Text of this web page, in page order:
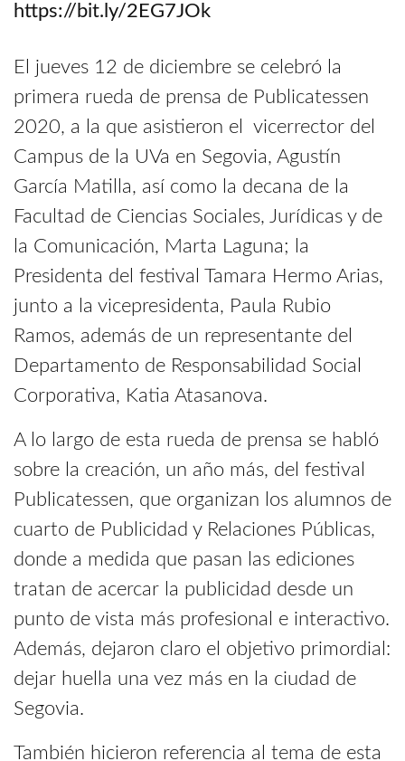
https://bit.ly/2EG7JOk
El jueves 12 de diciembre se celebró la
primera rueda de prensa de Publicatessen
2020, a la que asistieron el vicerrector del
Campus de la UVa en Segovia, Agustín
García Matilla, así como la decana de la
Facultad de Ciencias Sociales, Jurídicas y de
la Comunicación, Marta Laguna; la
Presidenta del festival Tamara Hermo Arias,
junto a la vicepresidenta, Paula Rubio
Ramos, además de un representante del
Departamento de Responsabilidad Social
Corporativa, Katia Atasanova.
A lo largo de esta rueda de prensa se habló
sobre la creación, un año más, del festival
Publicatessen, que organizan los alumnos de
cuarto de Publicidad y Relaciones Públicas,
donde a medida que pasan las ediciones
tratan de acercar la publicidad desde un
punto de vista más profesional e interactivo.
Además, dejaron claro el objetivo primordial:
dejar huella una vez más en la ciudad de
Segovia.
También hicieron referencia al tema de esta